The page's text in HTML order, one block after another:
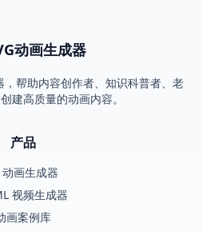
动画生成器
，帮助内容创作者、知识科普者、老
建高质量的动画内容。
产品
画生成器
视频生成器
画案例库